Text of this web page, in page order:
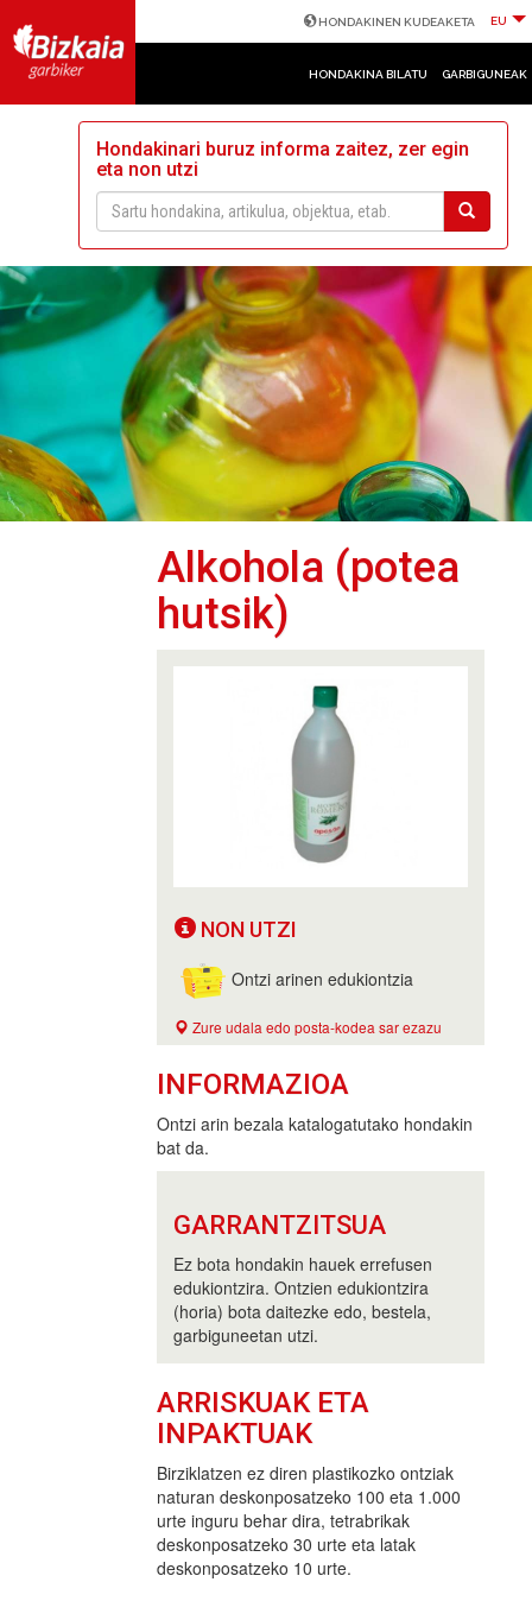
HONDAKINEN KUDEAKETA EU
HONDAKINA BILATU GARBIGUNEAK
Hondakinari buruz informa zaitez, zer egin
eta non utzi
Alkohola (potea
hutsik)
NON UTZI
Ontzi arinen edukiontzia
Zure udala edo posta-kodea sar ezazu
INFORMAZIOA
Ontzi arin bezala katalogatutako hondakin
bat da.
GARRANTZITSUA
Ez bota hondakin hauek errefusen
edukiontzira. Ontzien edukiontzira
(horia) bota daitezke edo, bestela,
garbiguneetan utzi.
ARRISKUAK ETA
INPAKTUAK
Birziklatzen ez diren plastikozko ontziak
naturan deskonposatzeko 100 eta 1.000
urte inguru behar dira, tetrabrikak
deskonposatzeko 30 urte eta latak
deskonposatzeko 10 urte.